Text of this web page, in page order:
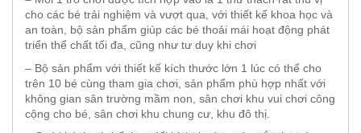
cho các bé trải nghiệm và vượt qua, với thiết kế khoa học và
an toàn, bộ sản phẩm giúp các bé thoải mái hoạt động phát
triển thể chất tối đa, cũng như tư duy khi chơi
– Bộ sản phẩm với thiết kế kích thước lớn 1 lúc có thể cho
trên 10 bé cùng tham gia chơi, sản phẩm phù hợp nhất với
không gian sân trường mầm non, sân chơi khu vui chơi công
cộng cho bé, sân chơi khu chung cư, khu đô thị.